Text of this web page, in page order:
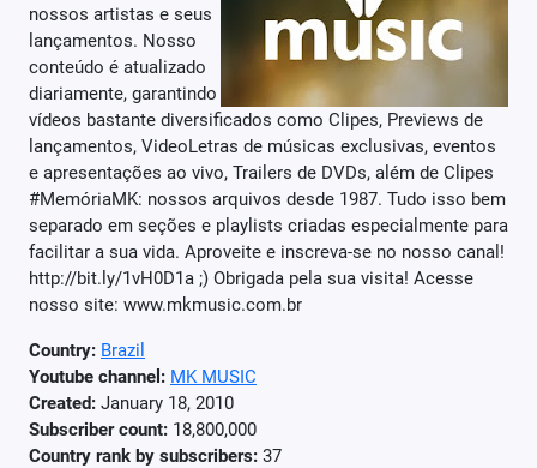
nossos artistas e seus
lançamentos. Nosso
conteúdo é atualizado
diariamente, garantindo
vídeos bastante diversificados como Clipes, Previews de
lançamentos, VideoLetras de músicas exclusivas, eventos
e apresentações ao vivo, Trailers de DVDs, além de Clipes
#MemóriaMK: nossos arquivos desde 1987. Tudo isso bem
separado em seções e playlists criadas especialmente para
facilitar a sua vida. Aproveite e inscreva-se no nosso canal!
http://bit.ly/1vH0D1a ;) Obrigada pela sua visita! Acesse
nosso site: www.mkmusic.com.br
Country: Brazil
Youtube channel: MK MUSIC
Created: January 18, 2010
Subscriber count: 18,800,000
Country rank by subscribers: 37